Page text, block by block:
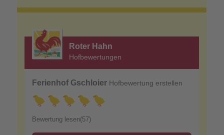
Roter Hahn
Hofbewertungen
Ferienhof Gschloier Hofbewertung erstellen
Bewertung lesen(57)